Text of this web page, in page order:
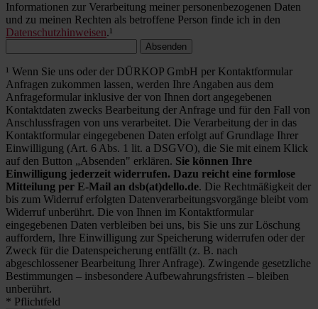
Informationen zur Verarbeitung meiner personenbezogenen Daten
und zu meinen Rechten als betroffene Person finde ich in den
Datenschutzhinweisen.¹
Absenden
¹ Wenn Sie uns oder der DÜRKOP GmbH per Kontaktformular
Anfragen zukommen lassen, werden Ihre Angaben aus dem
Anfrageformular inklusive der von Ihnen dort angegebenen
Kontaktdaten zwecks Bearbeitung der Anfrage und für den Fall von
Anschlussfragen von uns verarbeitet. Die Verarbeitung der in das
Kontaktformular eingegebenen Daten erfolgt auf Grundlage Ihrer
Einwilligung (Art. 6 Abs. 1 lit. a DSGVO), die Sie mit einem Klick
auf den Button „Absenden" erklären. Sie können Ihre
Einwilligung jederzeit widerrufen. Dazu reicht eine formlose
Mitteilung per E-Mail an dsb(at)dello.de. Die Rechtmäßigkeit der
bis zum Widerruf erfolgten Datenverarbeitungsvorgänge bleibt vom
Widerruf unberührt. Die von Ihnen im Kontaktformular
eingegebenen Daten verbleiben bei uns, bis Sie uns zur Löschung
auffordern, Ihre Einwilligung zur Speicherung widerrufen oder der
Zweck für die Datenspeicherung entfällt (z. B. nach
abgeschlossener Bearbeitung Ihrer Anfrage). Zwingende gesetzliche
Bestimmungen – insbesondere Aufbewahrungsfristen – bleiben
unberührt.
* Pflichtfeld